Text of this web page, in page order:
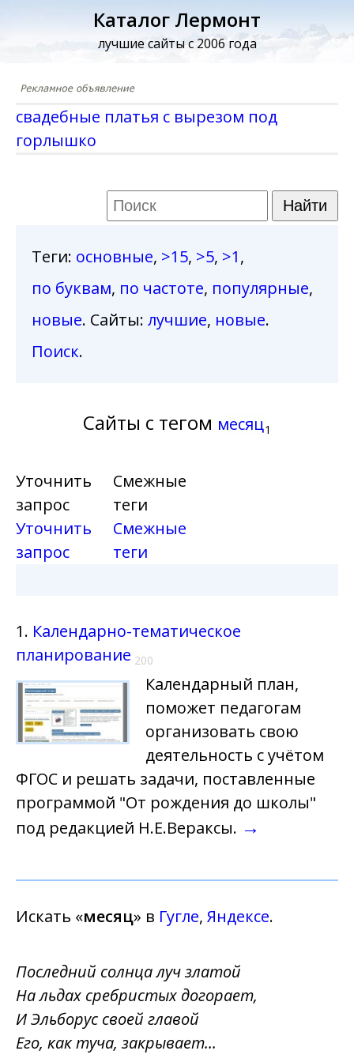
Каталог Лермонт
лучшие сайты с 2006 года
свадебные платья с вырезом под
горлышко
Теги: основные, >15, >5, >1,
по буквам, по частоте, популярные,
новые. Сайты: лучшие, новые.
Поиск.
Сайты с тегом месяц1
Уточнить
запрос
Уточнить
запрос
Смежные
теги
Смежные
теги
1. Календарно-тематическое
планирование 200
Календарный план,
поможет педагогам
организовать свою
деятельность с учётом
ФГОС и решать задачи, поставленные
программой "От рождения до школы"
под редакцией Н.Е.Вераксы. →
Искать «месяц» в Гугле, Яндексе.
Последний солнца луч златой
На льдах сребристых догорает,
И Эльборус своей главой
Его, как туча, закрывает...